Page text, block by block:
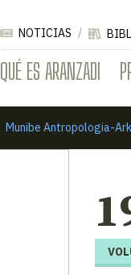
QUÉ ES ARANZADI
NOTICIAS
Munibe Antropologia-